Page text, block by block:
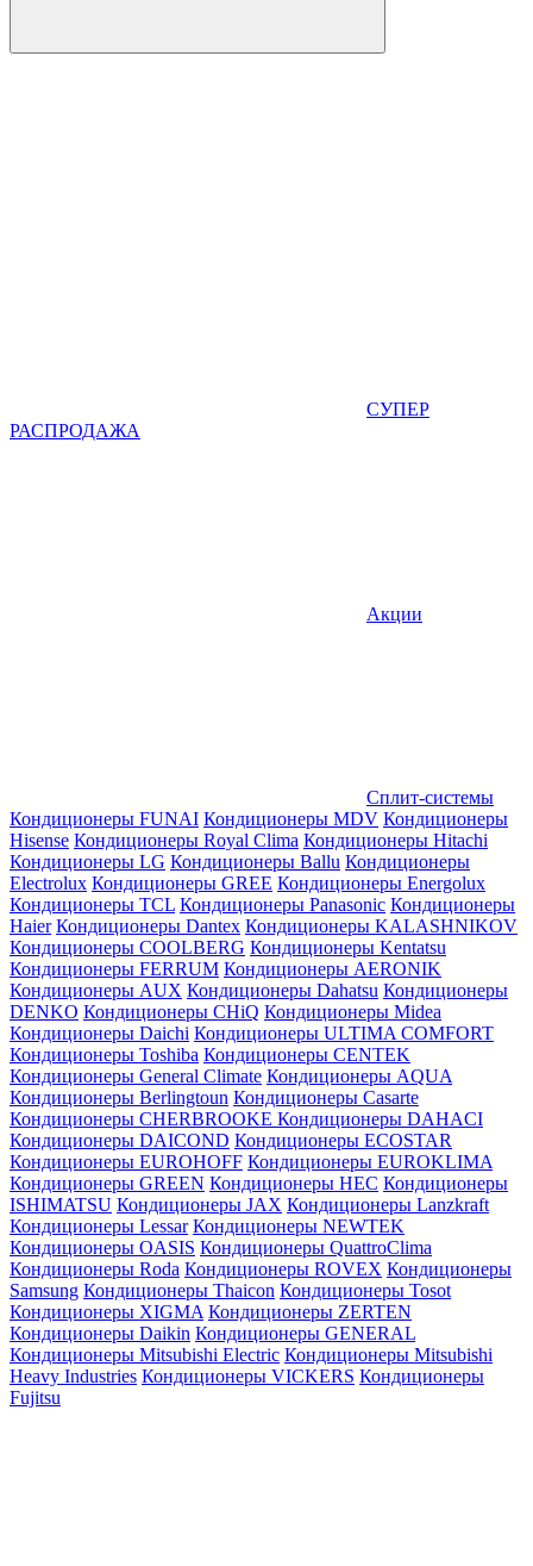
СУПЕР
РАСПРОДАЖА
Акции
Сплит-системы
Кондиционеры FUNAI Кондиционеры MDV Кондиционеры
Hisense Кондиционеры Royal Clima Кондиционеры Hitachi
Кондиционеры LG Кондиционеры Ballu Кондиционеры
Electrolux Кондиционеры GREE Кондиционеры Energolux
Кондиционеры TCL Кондиционеры Panasonic Кондиционеры
Haier Кондиционеры Dantex Кондиционеры KALASHNIKOV
Кондиционеры СOOLBERG Кондиционеры Kentatsu
Кондиционеры FERRUM Кондиционеры AERONIK
Кондиционеры AUX Кондиционеры Dahatsu Кондиционеры
DENKO Кондиционеры CHiQ Кондиционеры Midea
Кондиционеры Daichi Кондиционеры ULTIMA COMFORT
Кондиционеры Toshiba Кондиционеры CENTEK
Кондиционеры General Climate Кондиционеры AQUA
Кондиционеры Berlingtoun Кондиционеры Casarte
Кондиционеры CHERBROOKE Кондиционеры DAHACI
Кондиционеры DAICOND Кондиционеры ECOSTAR
Кондиционеры EUROHOFF Кондиционеры EUROKLIMA
Кондиционеры GREEN Кондиционеры HEC Кондиционеры
ISHIMATSU Кондиционеры JAX Кондиционеры Lanzkraft
Кондиционеры Lessar Кондиционеры NEWTEK
Кондиционеры OASIS Кондиционеры QuattroClima
Кондиционеры Roda Кондиционеры ROVEX Кондиционеры
Samsung Кондиционеры Thaicon Кондиционеры Tosot
Кондиционеры XIGMA Кондиционеры ZERTEN
Кондиционеры Daikin Кондиционеры GENERAL
Кондиционеры Mitsubishi Electric Кондиционеры Mitsubishi
Heavy Industries Кондиционеры VICKERS Кондиционеры
Fujitsu